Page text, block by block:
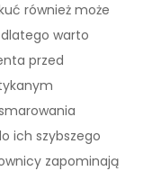
również może
warto
przed
ich szybszego
zapominają